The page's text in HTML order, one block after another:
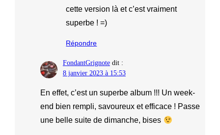
cette version là et c’est vraiment
superbe ! =)
Répondre
FondantGrignote dit :
8 janvier 2023 à 15:53
En effet, c’est un superbe album !!! Un week-
end bien rempli, savoureux et efficace ! Passe
une belle suite de dimanche, bises